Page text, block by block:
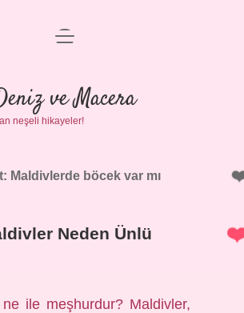
Anasayfa
Gizlilik Politikası
Yasal Uyarı
menüyü
ve Macera
neşeli hikayeler!
Maldivlerde böcek var mı
Neden Ünlü
ile meşhurdur? Maldivler,